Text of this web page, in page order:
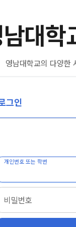
대학
영남대학교의 다양한
그인
개인번호 또는 학번
비밀번호